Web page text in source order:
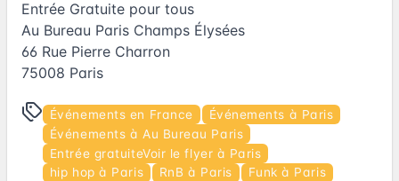
Entrée Gratuite pour tous
Au Bureau Paris Champs Élysées
66 Rue Pierre Charron
75008 Paris
Événements en France
Événements à Paris
Événements à Au Bureau Paris
Entrée gratuiteVoir le flyer à Paris
hip hop à Paris
RnB à Paris
Funk à Paris